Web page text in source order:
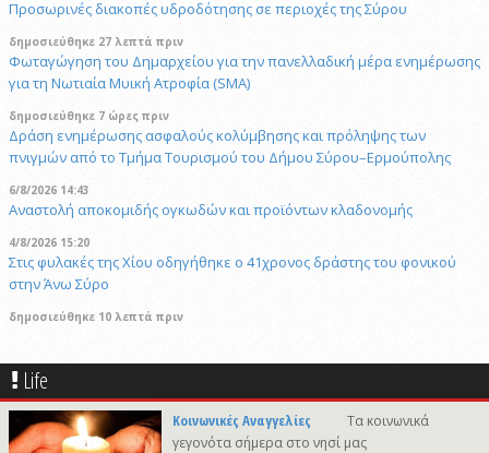
Προσωρινές διακοπές υδροδότησης σε περιοχές της Σύρου
δημοσιεύθηκε 27 λεπτά πριν
Φωταγώγηση του Δημαρχείου για την πανελλαδική μέρα ενημέρωσης
για τη Νωτιαία Μυική Ατροφία (SMA)
δημοσιεύθηκε 7 ώρες πριν
Δράση ενημέρωσης ασφαλούς κολύμβησης και πρόληψης των
πνιγμών από το Τμήμα Τουρισμού του Δήμου Σύρου–Ερμούπολης
6/8/2026 14:43
Αναστολή αποκομιδής ογκωδών και προϊόντων κλαδονομής
4/8/2026 15:20
Στις φυλακές της Χίου οδηγήθηκε ο 41χρονος δράστης του φονικού
στην Άνω Σύρο
δημοσιεύθηκε 10 λεπτά πριν
δημοσιεύθηκε 35 λεπτά πριν
Το Μικροβιολογικό ιατρείο του Αντωνίου Τσιαμπούρη θα είναι
κλειστό από την Δευτέρα 10/8 έως και την Δευτέρα 17/8
Life
Κοινωνικές Αναγγελίες
Τα κοινωνικά
γεγονότα σήμερα στο νησί μας